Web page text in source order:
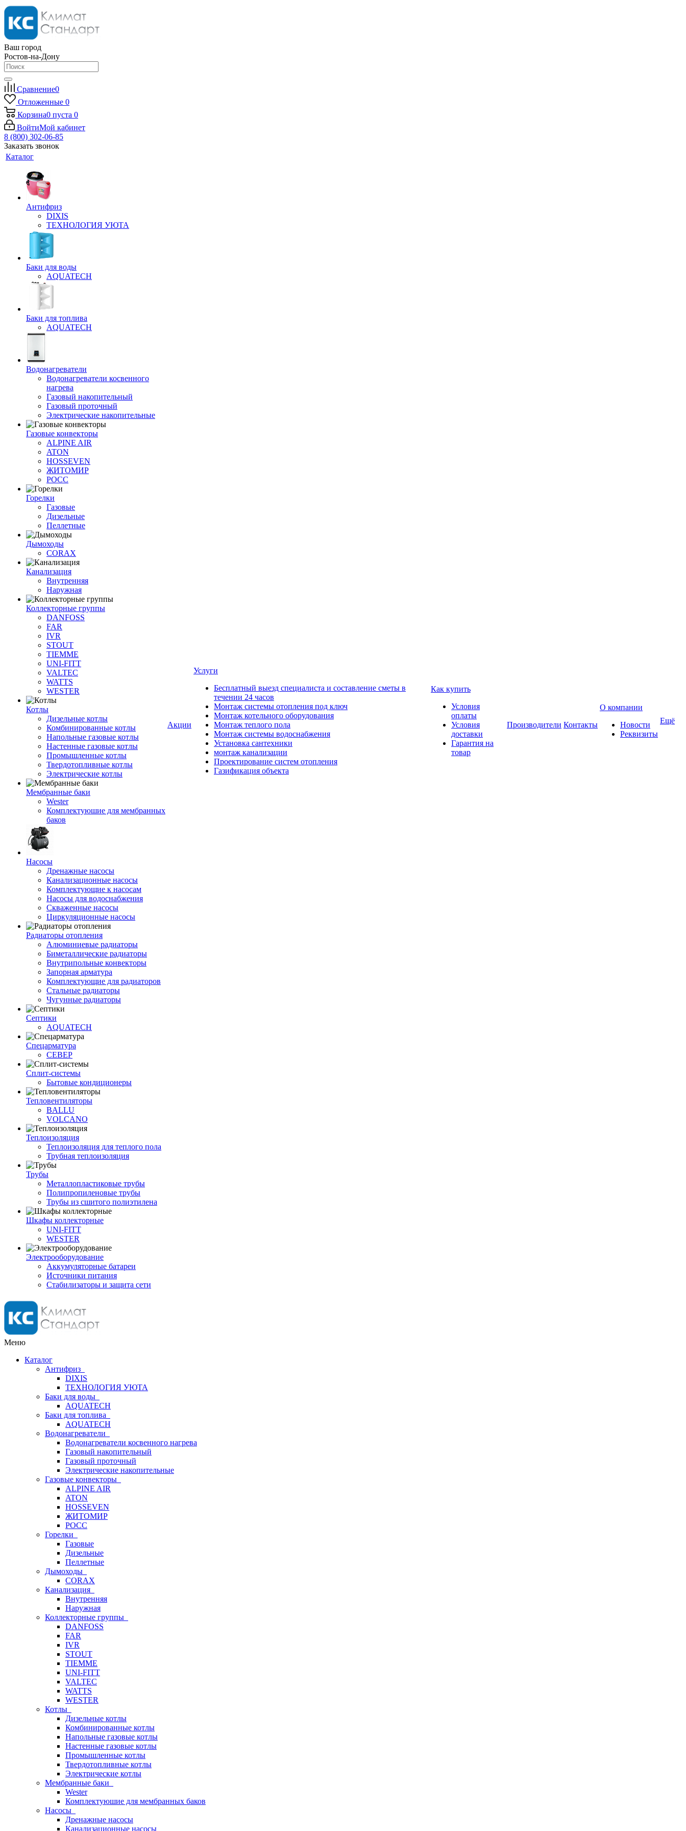
Ваш город
Ростов-на-Дону
Сравнение0
Отложенные 0
Корзина0 пуста 0
ВойтиМой кабинет
8 (800) 302-06-85
Заказать звонок
Каталог
Антифриз
DIXIS
ТЕХНОЛОГИЯ УЮТА
Баки для воды
AQUATECH
Баки для топлива
AQUATECH
Водонагреватели
Водонагреватели косвенного
нагрева
Газовый накопительный
Газовый проточный
Электрические накопительные
Газовые конвекторы
ALPINE AIR
ATON
HOSSEVEN
ЖИТОМИР
РОСС
Горелки
Газовые
Дизельные
Пеллетные
Дымоходы
CORAX
Канализация
Внутренняя
Наружная
Коллекторные группы
DANFOSS
FAR
IVR
STOUT
TIEMME
UNI-FITT
VALTEC
WATTS
WESTER
Котлы
Дизельные котлы
Комбинированные котлы
Напольные газовые котлы
Настенные газовые котлы
Промышленные котлы
Твердотопливные котлы
Электрические котлы
Мембранные баки
Wester
Комплектуюшие для мембранных
баков
Насосы
Дренажные насосы
Канализационные насосы
Комплектующие к насосам
Насосы для водоснабжения
Скваженные насосы
Циркуляционные насосы
Радиаторы отопления
Алюминиевые радиаторы
Биметаллические радиаторы
Внутрипольные конвекторы
Запорная арматура
Комплектующие для радиаторов
Стальные радиаторы
Чугунные радиаторы
Септики
AQUATECH
Спецарматура
СЕВЕР
Сплит-системы
Бытовые кондиционеры
Тепловентиляторы
BALLU
VOLCANO
Теплоизоляция
Теплоизоляция для теплого пола
Трубная теплоизоляция
Трубы
Металлопластиковые трубы
Полипропиленовые трубы
Трубы из сшитого полиэтилена
Шкафы коллекторные
UNI-FITT
WESTER
Электрооборудование
Аккумуляторные батареи
Источники питания
Стабилизаторы и защита сети
Акции
Услуги
Бесплатный выезд специалиста и составление сметы в
течении 24 часов
Монтаж системы отопления под ключ
Монтаж котельного оборудования
Монтаж теплого пола
Монтаж системы водоснабжения
Установка сантехники
монтаж канализации
Проектирование систем отопления
Газификация объекта
Как купить
Условия
оплаты
Условия
доставки
Гарантия на
товар
Производители Контакты
О компании
Новости
Реквизиты
Ещё
Меню
Каталог
Антифриз
DIXIS
ТЕХНОЛОГИЯ УЮТА
Баки для воды
AQUATECH
Баки для топлива
AQUATECH
Водонагреватели
Водонагреватели косвенного нагрева
Газовый накопительный
Газовый проточный
Электрические накопительные
Газовые конвекторы
ALPINE AIR
ATON
HOSSEVEN
ЖИТОМИР
РОСС
Горелки
Газовые
Дизельные
Пеллетные
Дымоходы
CORAX
Канализация
Внутренняя
Наружная
Коллекторные группы
DANFOSS
FAR
IVR
STOUT
TIEMME
UNI-FITT
VALTEC
WATTS
WESTER
Котлы
Дизельные котлы
Комбинированные котлы
Напольные газовые котлы
Настенные газовые котлы
Промышленные котлы
Твердотопливные котлы
Электрические котлы
Мембранные баки
Wester
Комплектуюшие для мембранных баков
Насосы
Дренажные насосы
Канализационные насосы